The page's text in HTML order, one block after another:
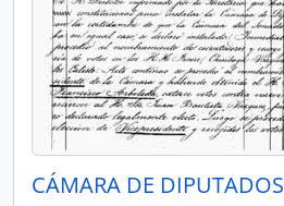
CÁMARA DE DIPUTADOS